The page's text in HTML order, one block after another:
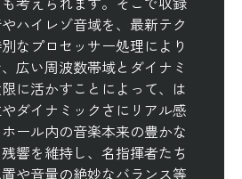
ハイレゾ音域を、最新テク
なプロセッサー処理により
広い周波数帯域とダイナミ
に活かすことによって、は
ダイナミックさにリアル感
ール内の音楽本来の豊かな
響を維持し、名指揮者たち
や音量の絶妙なバランス等